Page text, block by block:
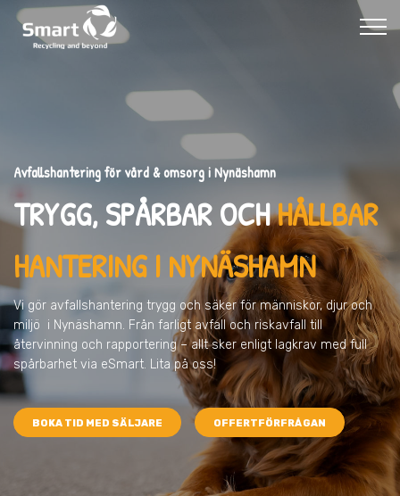
Avfallshantering för vård & omsorg i Nynäshamn
TRYGG, SPÅRBAR OCHHÅLLBAR
HANTERING I NYNÄSHAMN
Vi gör avfallshantering trygg och säker för människor, djur och
miljö i Nynäshamn. Från farligt avfall och riskavfall till
återvinning och rapportering – allt sker enligt lagkrav med full
spårbarhet via eSmart. Lita på oss!
BOKA TID MED SÄLJARE OFFERTFÖRFRÅGAN